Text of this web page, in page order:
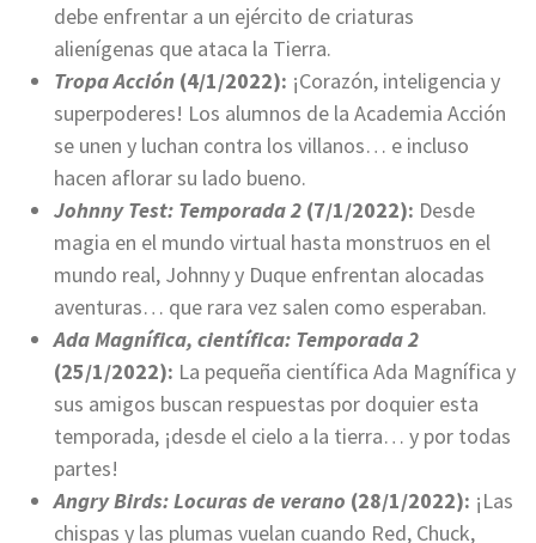
debe enfrentar a un ejército de criaturas
alienígenas que ataca la Tierra.
Tropa Acción (4/1/2022): ¡Corazón, inteligencia y
superpoderes! Los alumnos de la Academia Acción
se unen y luchan contra los villanos… e incluso
hacen aflorar su lado bueno.
Johnny Test: Temporada 2 (7/1/2022): Desde
magia en el mundo virtual hasta monstruos en el
mundo real, Johnny y Duque enfrentan alocadas
aventuras… que rara vez salen como esperaban.
Ada Magnífica, científica: Temporada 2
(25/1/2022): La pequeña científica Ada Magnífica y
sus amigos buscan respuestas por doquier esta
temporada, ¡desde el cielo a la tierra… y por todas
partes!
Angry Birds: Locuras de verano (28/1/2022): ¡Las
chispas y las plumas vuelan cuando Red, Chuck,